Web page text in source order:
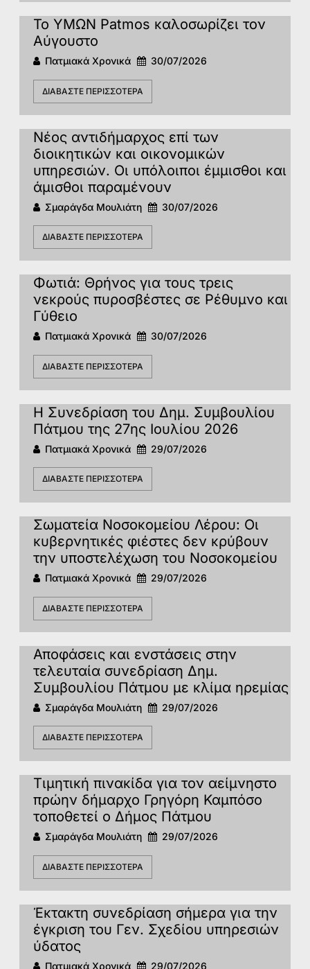
Το ΥΜΩΝ Patmos καλοσωρίζει τον
Αύγουστο
Πατμιακά Χρονικά 30/07/2026
ΔΙΑΒΆΣΤΕ ΠΕΡΙΣΣΌΤΕΡΑ
Νέος αντιδήμαρχος επί των
διοικητικών και οικονομικών
υπηρεσιών. Οι υπόλοιποι έμμισθοι και
άμισθοι παραμένουν
Σμαράγδα Μουλιάτη 30/07/2026
ΔΙΑΒΆΣΤΕ ΠΕΡΙΣΣΌΤΕΡΑ
Φωτιά: Θρήνος για τους τρεις
νεκρούς πυροσβέστες σε Ρέθυμνο και
Γύθειο
Πατμιακά Χρονικά 30/07/2026
ΔΙΑΒΆΣΤΕ ΠΕΡΙΣΣΌΤΕΡΑ
Η Συνεδρίαση του Δημ. Συμβουλίου
Πάτμου της 27ης Ιουλίου 2026
Πατμιακά Χρονικά 29/07/2026
ΔΙΑΒΆΣΤΕ ΠΕΡΙΣΣΌΤΕΡΑ
Σωματεία Νοσοκομείου Λέρου: Οι
κυβερνητικές φιέστες δεν κρύβουν
την υποστελέχωση του Νοσοκομείου
Πατμιακά Χρονικά 29/07/2026
ΔΙΑΒΆΣΤΕ ΠΕΡΙΣΣΌΤΕΡΑ
Αποφάσεις και ενστάσεις στην
τελευταία συνεδρίαση Δημ.
Συμβουλίου Πάτμου με κλίμα ηρεμίας
Σμαράγδα Μουλιάτη 29/07/2026
ΔΙΑΒΆΣΤΕ ΠΕΡΙΣΣΌΤΕΡΑ
Τιμητική πινακίδα για τον αείμνηστο
πρώην δήμαρχο Γρηγόρη Καμπόσο
τοποθετεί ο Δήμος Πάτμου
Σμαράγδα Μουλιάτη 29/07/2026
ΔΙΑΒΆΣΤΕ ΠΕΡΙΣΣΌΤΕΡΑ
Έκτακτη συνεδρίαση σήμερα για την
έγκριση του Γεν. Σχεδίου υπηρεσιών
ύδατος
Πατμιακά Χρονικά 29/07/2026